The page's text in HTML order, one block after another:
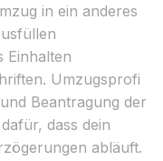
in ein anderes
Einhalten
Umzugsprofi
Beantragung der
dass dein
abläuft.